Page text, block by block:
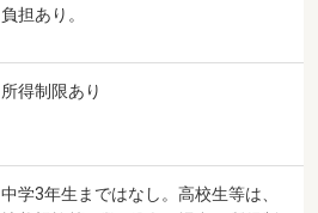
負担あり。
所得制限あり
中学3年生まではなし。高校生等は、